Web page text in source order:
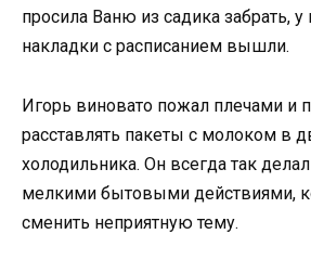
просила Ваню из садика забрать,
накладки с расписанием вышли.
Игорь виновато пожал плечами и
расставлять пакеты с молоком в
холодильника. Он всегда так
мелкими бытовыми действиями,
сменить неприятную тему.